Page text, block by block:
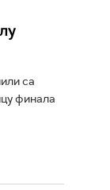
са
финала